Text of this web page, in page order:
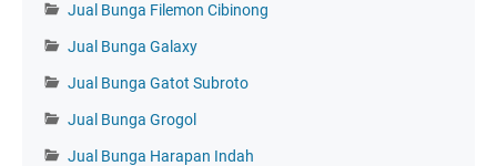
Jual Bunga Filemon Cibinong
Jual Bunga Galaxy
Jual Bunga Gatot Subroto
Jual Bunga Grogol
Jual Bunga Harapan Indah